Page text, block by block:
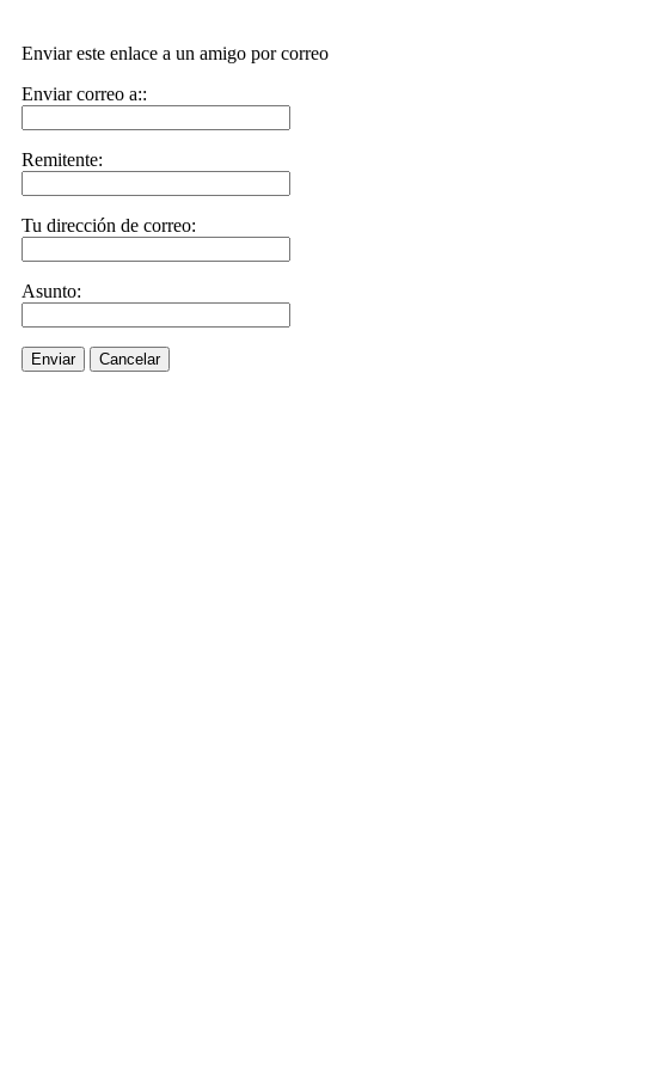
Enviar este enlace a un amigo por correo
Enviar correo a::
Remitente:
Tu dirección de correo:
Asunto:
Enviar Cancelar